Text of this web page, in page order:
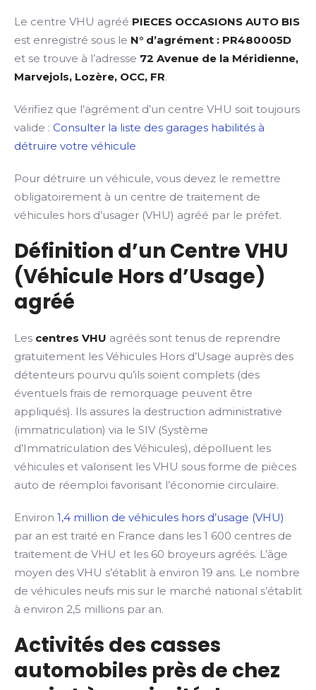
Le centre VHU agréé PIECES OCCASIONS AUTO BIS
est enregistré sous le N° d’agrément : PR480005D
et se trouve à l’adresse 72 Avenue de la Méridienne,
Marvejols, Lozère, OCC, FR.
Vérifiez que l’agrément d’un centre VHU soit toujours
valide : Consulter la liste des garages habilités à
détruire votre véhicule
Pour détruire un véhicule, vous devez le remettre
obligatoirement à un centre de traitement de
véhicules hors d’usager (VHU) agréé par le préfet.
Définition d’un Centre VHU
(Véhicule Hors d’Usage)
agréé
Les centres VHU agréés sont tenus de reprendre
gratuitement les Véhicules Hors d’Usage auprès des
détenteurs pourvu qu’ils soient complets (des
éventuels frais de remorquage peuvent être
appliqués). Ils assures la destruction administrative
(immatriculation) via le SIV (Système
d’Immatriculation des Véhicules), dépolluent les
véhicules et valorisent les VHU sous forme de pièces
auto de réemploi favorisant l’économie circulaire.
Environ 1,4 million de véhicules hors d’usage (VHU)
par an est traité en France dans les 1 600 centres de
traitement de VHU et les 60 broyeurs agréés. L’âge
moyen des VHU s’établit à environ 19 ans. Le nombre
de véhicules neufs mis sur le marché national s’établit
à environ 2,5 millions par an.
Activités des casses
automobiles près de chez